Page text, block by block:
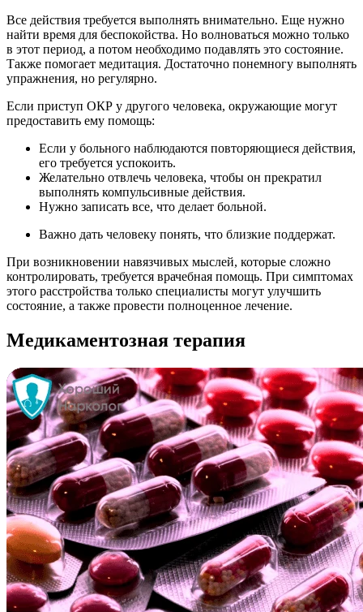
Все действия требуется выполнять внимательно. Еще нужно
найти время для беспокойства. Но волноваться можно только
в этот период, а потом необходимо подавлять это состояние.
Также помогает медитация. Достаточно понемногу выполнять
упражнения, но регулярно.
Если приступ ОКР у другого человека, окружающие могут
предоставить ему помощь:
Если у больного наблюдаются повторяющиеся действия,
его требуется успокоить.
Желательно отвлечь человека, чтобы он прекратил
выполнять компульсивные действия.
Нужно записать все, что делает больной.
Важно дать человеку понять, что близкие поддержат.
При возникновении навязчивых мыслей, которые сложно
контролировать, требуется врачебная помощь. При симптомах
этого расстройства только специалисты могут улучшить
состояние, а также провести полноценное лечение.
Медикаментозная терапия